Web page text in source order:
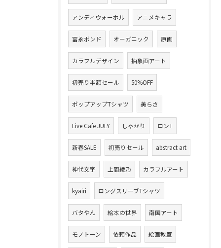
アンディウォーホル アニメキャラ
冨永ボンド オーガニック 原画
カラフルデザイン 抽象画アート
初売り半額セール 50%OFF
ポップアップTシャツ 美らさ
Live Cafe JULY しゃかり ロンT
新春SALE 初売りセール abstract art
神代文字 上間綾乃 カラフルアート
kyairi ロングスリーブTシャツ
バタやん 絵本の世界 南国アート
モノトーン 依頼作品 絵画教室